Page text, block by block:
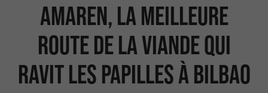
Amaren, la meilleure
route de la viande qui
ravit les papilles à Bilbao